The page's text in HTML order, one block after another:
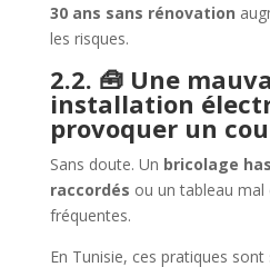
30 ans sans rénovation
les risques.
2.2. 🧰 Une
installation
provoquer un
Sans doute. Un bricolage
raccordés ou un tableau
fréquentes.
En Tunisie, ces pratiques